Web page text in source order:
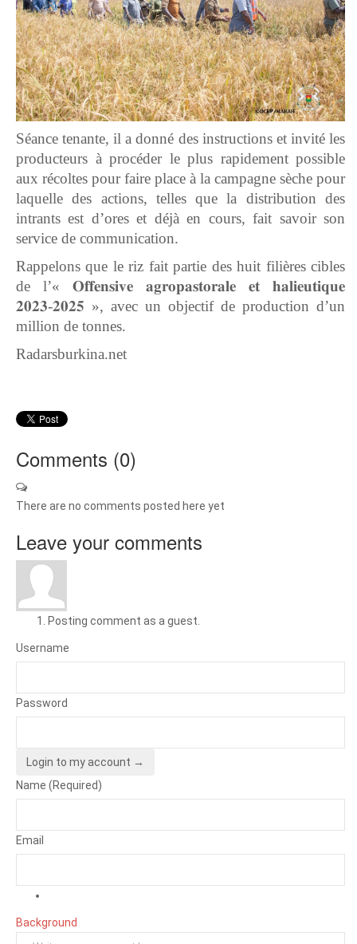
Séance tenante, il a donné des instructions et invité les
producteurs à procéder le plus rapidement possible
aux récoltes pour faire place à la campagne sèche pour
laquelle des actions, telles que la distribution des
intrants est d’ores et déjà en cours, fait savoir son
service de communication.
Rappelons que le riz fait partie des huit filières cibles
de l’« 𝐎𝐟𝐟𝐞𝐧𝐬𝐢𝐯𝐞 𝐚𝐠𝐫𝐨𝐩𝐚𝐬𝐭𝐨𝐫𝐚𝐥𝐞 𝐞𝐭 𝐡𝐚𝐥𝐢𝐞𝐮𝐭𝐢𝐪𝐮𝐞
𝟐𝟎𝟐𝟑-𝟐𝟎𝟐𝟓 », avec un objectif de production d’un
million de tonnes.
Radarsburkina.net
Comments (0)
There are no comments posted here yet
Leave your comments
Posting comment as a guest.
Username
Password
Login to my account →
Name (Required)
Email
Background